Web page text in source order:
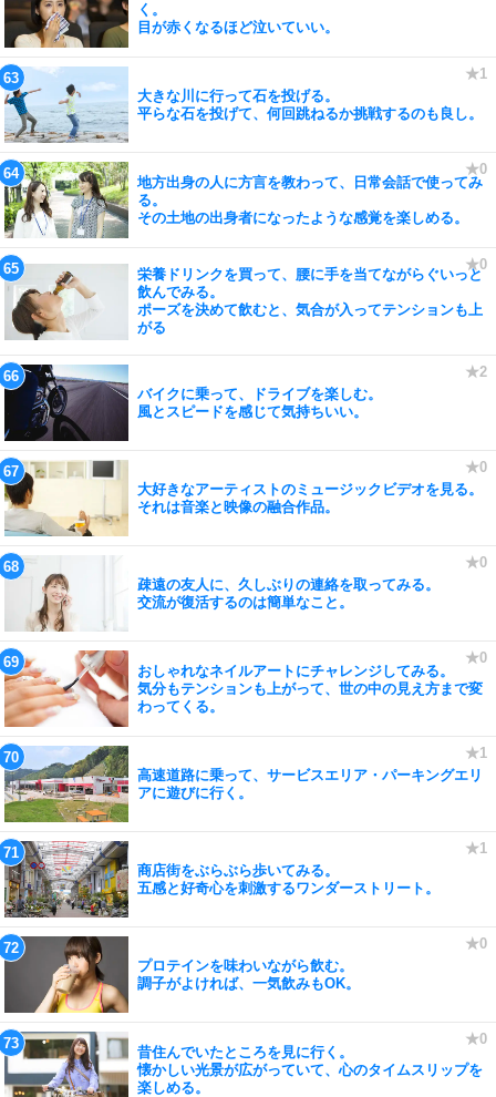
く。
目が赤くなるほど泣いていい。
大きな川に行って石を投げる。
平らな石を投げて、何回跳ねるか挑戦するのも良し。
地方出身の人に方言を教わって、日常会話で使ってみ
る。
その土地の出身者になったような感覚を楽しめる。
栄養ドリンクを買って、腰に手を当てながらぐいっと
飲んでみる。
ポーズを決めて飲むと、気合が入ってテンションも上
がる
バイクに乗って、ドライブを楽しむ。
風とスピードを感じて気持ちいい。
大好きなアーティストのミュージックビデオを見る。
それは音楽と映像の融合作品。
疎遠の友人に、久しぶりの連絡を取ってみる。
交流が復活するのは簡単なこと。
おしゃれなネイルアートにチャレンジしてみる。
気分もテンションも上がって、世の中の見え方まで変
わってくる。
高速道路に乗って、サービスエリア・パーキングエリ
アに遊びに行く。
商店街をぶらぶら歩いてみる。
五感と好奇心を刺激するワンダーストリート。
プロテインを味わいながら飲む。
調子がよければ、一気飲みもOK。
昔住んでいたところを見に行く。
懐かしい光景が広がっていて、心のタイムスリップを
楽しめる。